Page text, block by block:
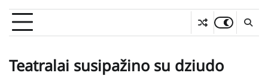
Teatralai susipažino su dziudo